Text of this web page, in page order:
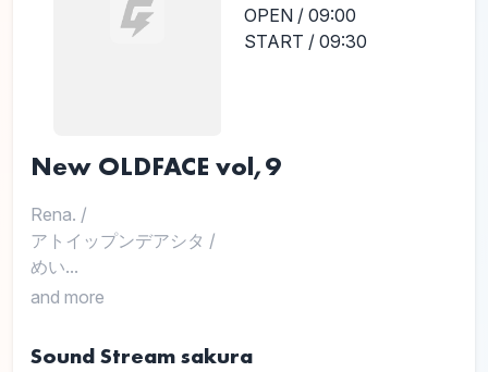
OPEN / 09:00
START / 09:30
New OLDFACE vol,9
Rena. /
アトイップンデアシタ /
めい...
and more
Sound Stream sakura